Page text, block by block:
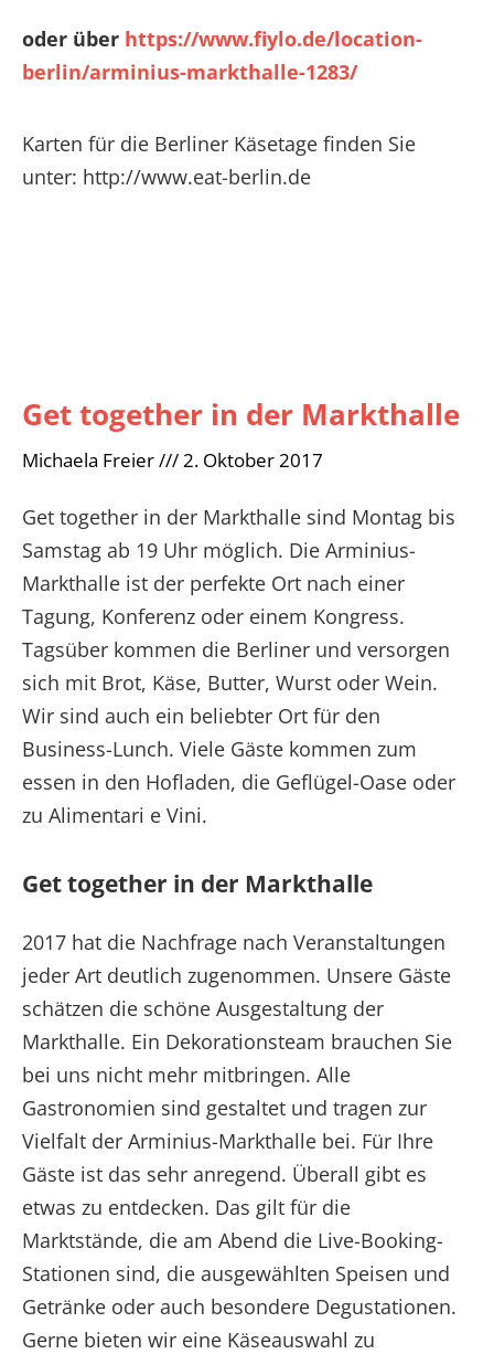
oder über https://www.fiylo.de/location-
berlin/arminius-markthalle-1283/
Karten für die Berliner Käsetage finden Sie
unter: http://www.eat-berlin.de
Get together in der Markthalle
Michaela Freier 2. Oktober 2017
Get together in der Markthalle sind Montag bis
Samstag ab 19 Uhr möglich. Die Arminius-
Markthalle ist der perfekte Ort nach einer
Tagung, Konferenz oder einem Kongress.
Tagsüber kommen die Berliner und versorgen
sich mit Brot, Käse, Butter, Wurst oder Wein.
Wir sind auch ein beliebter Ort für den
Business-Lunch. Viele Gäste kommen zum
essen in den Hofladen, die Geflügel-Oase oder
zu Alimentari e Vini.
Get together in der Markthalle
2017 hat die Nachfrage nach Veranstaltungen
jeder Art deutlich zugenommen. Unsere Gäste
schätzen die schöne Ausgestaltung der
Markthalle. Ein Dekorationsteam brauchen Sie
bei uns nicht mehr mitbringen. Alle
Gastronomien sind gestaltet und tragen zur
Vielfalt der Arminius-Markthalle bei. Für Ihre
Gäste ist das sehr anregend. Überall gibt es
etwas zu entdecken. Das gilt für die
Marktstände, die am Abend die Live-Booking-
Stationen sind, die ausgewählten Speisen und
Getränke oder auch besondere Degustationen.
Gerne bieten wir eine Käseauswahl zu